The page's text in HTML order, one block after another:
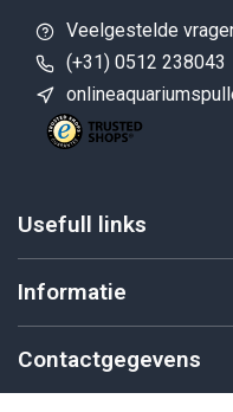
Veelgestelde
(+31) 0512 238043
Usefull links
Informatie
Contactgegevens